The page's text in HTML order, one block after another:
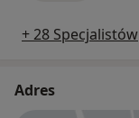
+ 28 Specjalistów
Adres